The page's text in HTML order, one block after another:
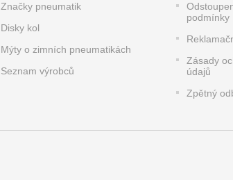
Značky pneumatik
Disky kol
Mýty o zimních pneumatikách
Seznam výrobců
podmínky
Zásady
údajů
Zpětný